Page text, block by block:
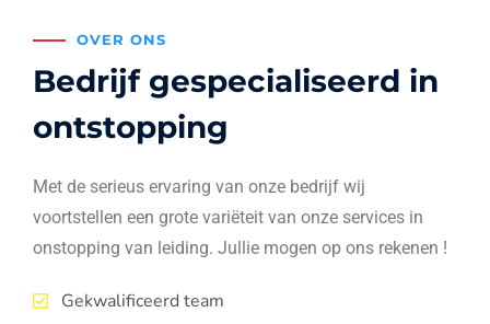
OVER ONS
Bedrijf gespecialiseerd in
ontstopping
Met de serieus ervaring van onze bedrijf wij
voortstellen een grote variëteit van onze services in
onstopping van leiding. Jullie mogen op ons rekenen !
Gekwalificeerd team